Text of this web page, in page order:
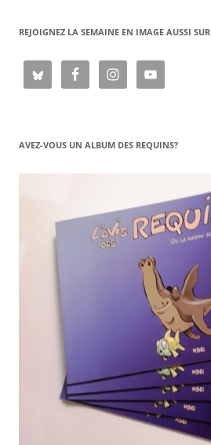
REJOIGNEZ LA SEMAINE EN IMAGE AUSSI SUR
AVEZ-VOUS UN ALBUM DES REQUINS?